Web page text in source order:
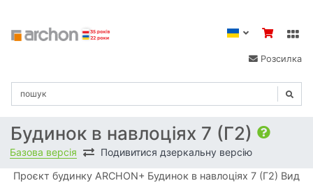
Розсилка
Будинок в навлоціях 7 (Г2)
Базова версія Подивитися дзеркальну версію
Проєкт будинку ARCHON+ Будинок в навлоціях 7 (Г2) Вид